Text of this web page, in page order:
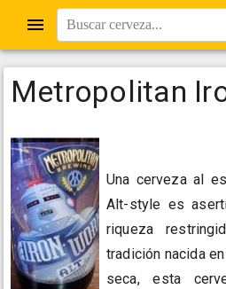
Buscar cerveza...
Metropolitan
Una cerveza al
Alt-style es
riqueza
tradición nacida
seca, esta